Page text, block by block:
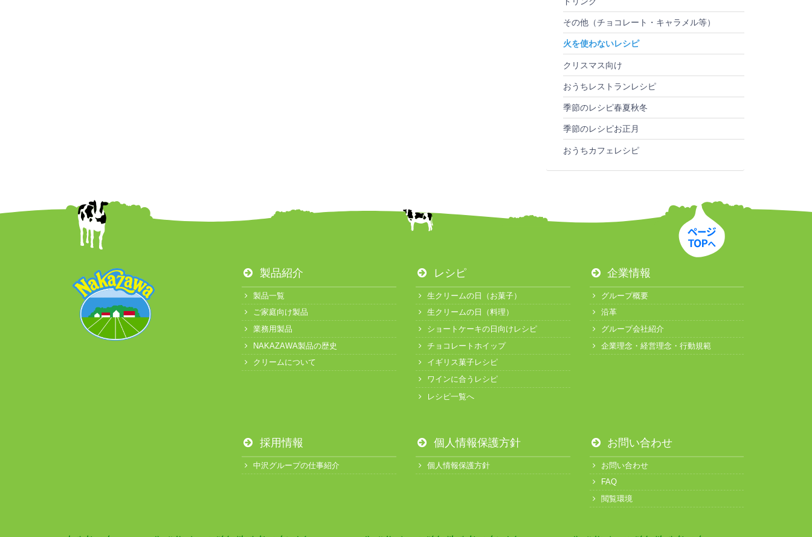
その他（チョコレート・キャラメル等）
火を使わないレシピ
クリスマス向け
おうちレストランレシピ
季節のレシピ春夏秋冬
季節のレシピお正月
おうちカフェレシピ
製品紹介
製品一覧
ご家庭向け製品
業務用製品
NAKAZAWA製品の歴史
クリームについて
レシピ
生クリームの日（お菓子）
生クリームの日（料理）
ショートケーキの日向けレシピ
チョコレートホイップ
イギリス菓子レシピ
ワインに合うレシピ
レシピ一覧へ
企業情報
グループ概要
沿革
グループ会社紹介
企業理念・経営理念・行動規範
採用情報
中沢グループの仕事紹介
個人情報保護方針
個人情報保護方針
お問い合わせ
お問い合わせ
FAQ
閲覧環境